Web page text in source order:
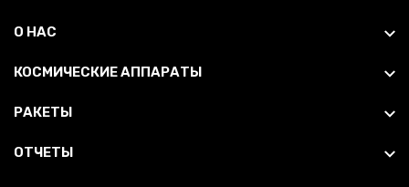
О НАС
КОСМИЧЕСКИЕ АППАРАТЫ
РАКЕТЫ
ОТЧЕТЫ